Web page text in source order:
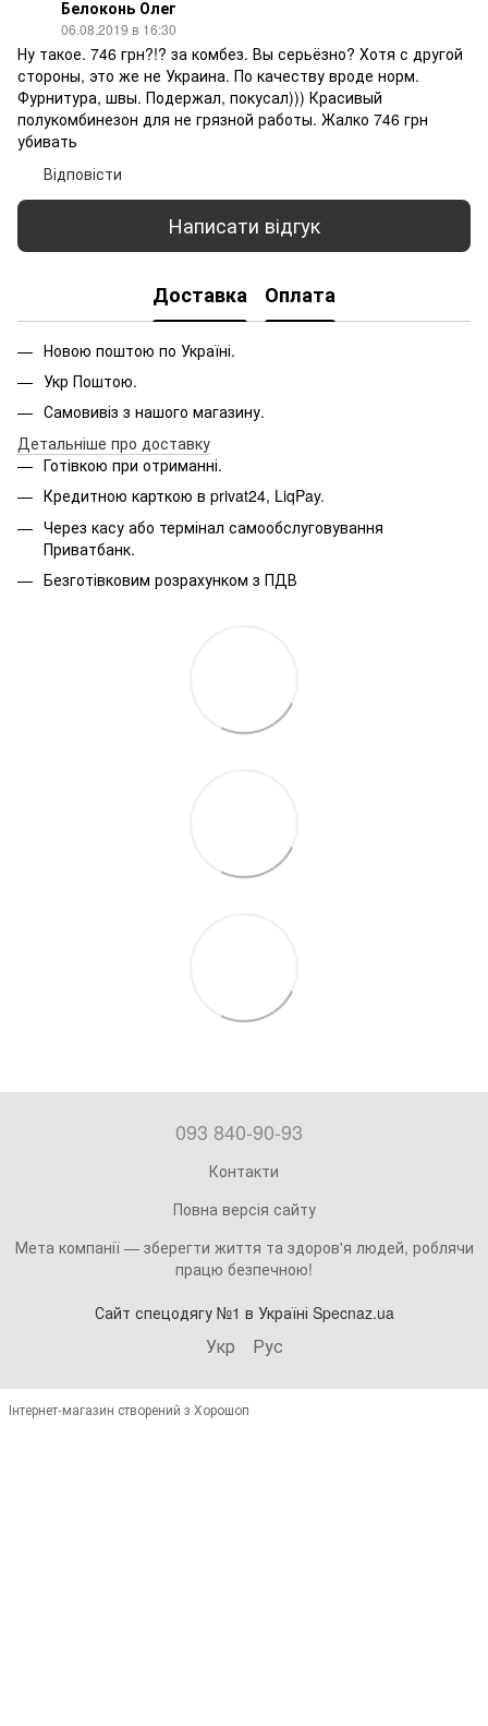
Белоконь Олег
06.08.2019 в 16:30
Ну такое. 746 грн?!? за комбез. Вы серьёзно? Хотя с другой
стороны, это же не Украина. По качеству вроде норм.
Фурнитура, швы. Подержал, покусал))) Красивый
полукомбинезон для не грязной работы. Жалко 746 грн
убивать
Відповісти
Написати відгук
Доставка Оплата
Новою поштою по Україні.
Укр Поштою.
Самовивіз з нашого магазину.
Детальніше про доставку
Готівкою при отриманні.
Кредитною карткою в privat24, LiqPay.
Через касу або термінал самообслуговування
Приватбанк.
Безготівковим розрахунком з ПДВ
093 840-90-93
Контакти
Повна версія сайту
Мета компанії — зберегти життя та здоров'я людей, роблячи
працю безпечною!
Сайт спецодягу №1 в Україні Specnaz.ua
Укр Рус
Інтернет-магазин створений з Хорошоп